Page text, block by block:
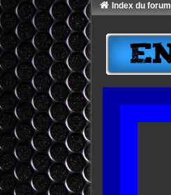
Index du forum